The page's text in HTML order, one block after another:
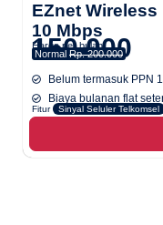
EZnet Wireless
10 Mbps
Harga per bulan
150.000
Normal Rp. 200.000
Belum termasuk PPN
Biaya bulanan flat
Fitur Sinyal Seluler Telkomsel